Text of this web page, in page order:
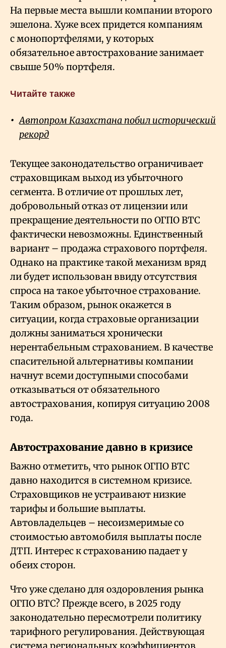
На первые места вышли компании второго
эшелона. Хуже всех придется компаниям
с монопортфелями, у которых
обязательное автострахование занимает
свыше 50% портфеля.
Читайте также
Автопром Казахстана побил исторический
рекорд
Текущее законодательство ограничивает
страховщикам выход из убыточного
сегмента. В отличие от прошлых лет,
добровольный отказ от лицензии или
прекращение деятельности по ОГПО ВТС
фактически невозможны. Единственный
вариант – продажа страхового портфеля.
Однако на практике такой механизм вряд
ли будет использован ввиду отсутствия
спроса на такое убыточное страхование.
Таким образом, рынок окажется в
ситуации, когда страховые организации
должны заниматься хронически
нерентабельным страхованием. В качестве
спасительной альтернативы компании
начнут всеми доступными способами
отказываться от обязательного
автострахования, копируя ситуацию 2008
года.
Автострахование давно в кризисе
Важно отметить, что рынок ОГПО ВТС
давно находится в системном кризисе.
Страховщиков не устраивают низкие
тарифы и большие выплаты.
Автовладельцев – несоизмеримые со
стоимостью автомобиля выплаты после
ДТП. Интерес к страхованию падает у
обеих сторон.
Что уже сделано для оздоровления рынка
ОГПО ВТС? Прежде всего, в 2025 году
законодательно пересмотрели политику
тарифного регулирования. Действующая
система региональных коэффициентов